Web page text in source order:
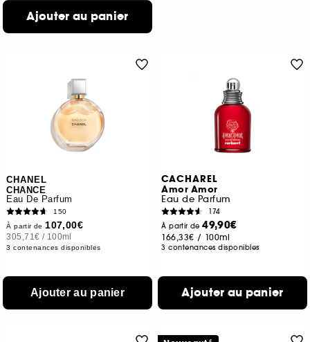
Ajouter au panier
CHANEL
CHANCE
Eau De Parfum
150
À partir de 107,00€
305,71€ / 100ml
3 contenances disponibles
Ajouter au panier
CACHAREL
Amor Amor
Eau de Parfum
174
À partir de49,90€
166,33€ / 100ml
3 contenances disponibles
Ajouter au panier